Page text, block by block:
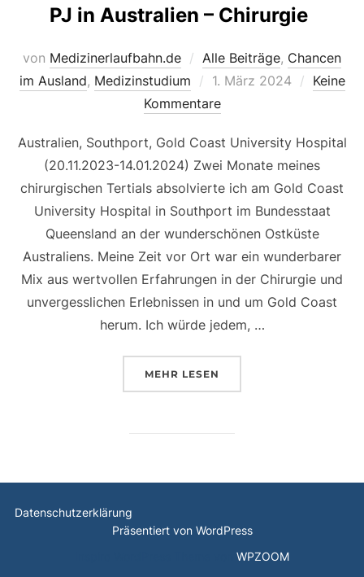
PJ in Australien – Chirurgie
von Medizinerlaufbahn.de Alle Beiträge, Chancen
im Ausland, Medizinstudium
Veröffentlicht
am
1. März 2024
Keine
Kommentare
Australien, Southport, Gold Coast University Hospital
(20.11.2023-14.01.2024) Zwei Monate meines
chirurgischen Tertials absolvierte ich am Gold Coast
University Hospital in Southport im Bundesstaat
Queensland an der wunderschönen Ostküste
Australiens. Meine Zeit vor Ort war ein wunderbarer
Mix aus wertvollen Erfahrungen in der Chirurgie und
unvergesslichen Erlebnissen in und um Gold Coast
herum. Ich würde jedem, …
MEHR ÜBER „PJ IN AUSTRALIEN –
LESEN
Datenschutzerklärung
Präsentiert von WordPress
WPZOOM